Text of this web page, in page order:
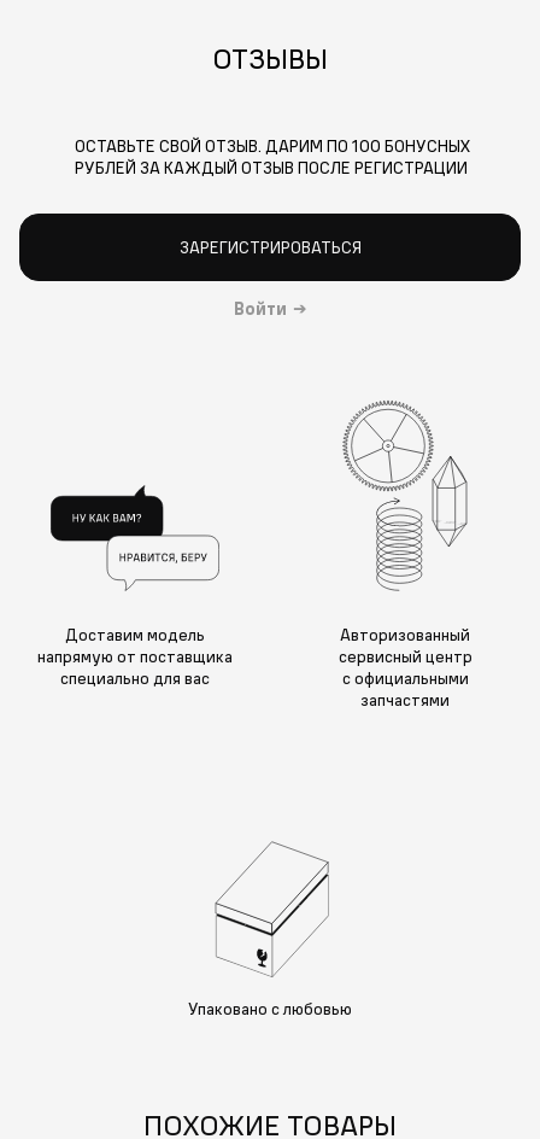
ОТЗЫВЫ
ОСТАВЬТЕ СВОЙ ОТЗЫВ. ДАРИМ ПО 100 БОНУСНЫХ
РУБЛЕЙ ЗА КАЖДЫЙ ОТЗЫВ ПОСЛЕ РЕГИСТРАЦИИ
ЗАРЕГИСТРИРОВАТЬСЯ
Войти →
Доставим модель
напрямую от поставщика
специально для вас
Авторизованный
сервисный центр
с официальными
запчастями
Упаковано с любовью
ПОХОЖИЕ ТОВАРЫ